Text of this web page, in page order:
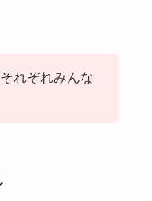
れぞれみんな